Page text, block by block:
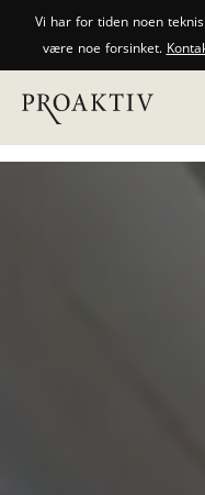
Vi har for tiden noen
være noe forsinket.